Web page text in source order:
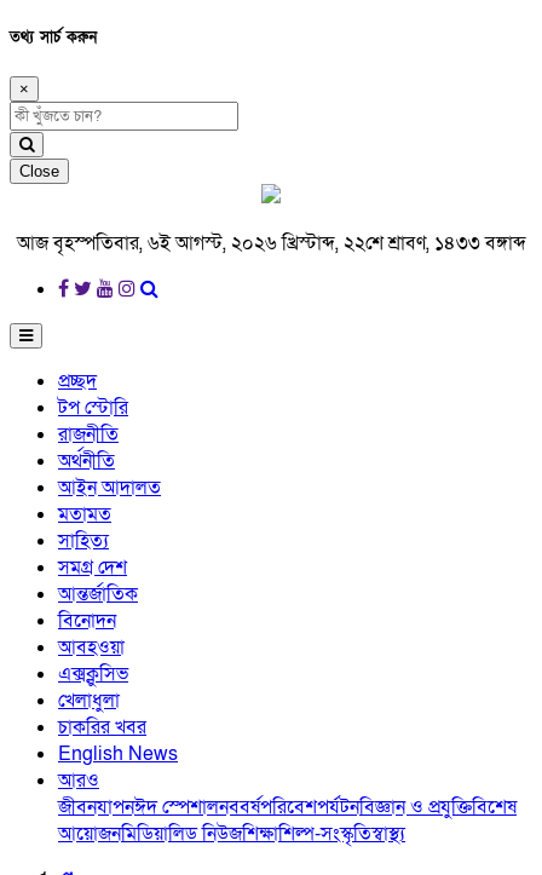
তথ্য সার্চ করুন
×
Close
আজ বৃহস্পতিবার, ৬ই আগস্ট, ২০২৬ খ্রিস্টাব্দ, ২২শে শ্রাবণ, ১৪৩৩ বঙ্গাব্দ
প্রচ্ছদ
টপ স্টোরি
রাজনীতি
অর্থনীতি
আইন আদালত
মতামত
সাহিত্য
সমগ্র দেশ
আন্তর্জাতিক
বিনোদন
আবহওয়া
এক্সক্লুসিভ
খেলাধুলা
চাকরির খবর
English News
আরও
জীবনযাপনঈদ স্পেশালনববর্ষপরিবেশপর্যটনবিজ্ঞান ও প্রযুক্তিবিশেষ
আয়োজনমিডিয়ালিড নিউজশিক্ষাশিল্প-সংস্কৃতিস্বাস্থ্য